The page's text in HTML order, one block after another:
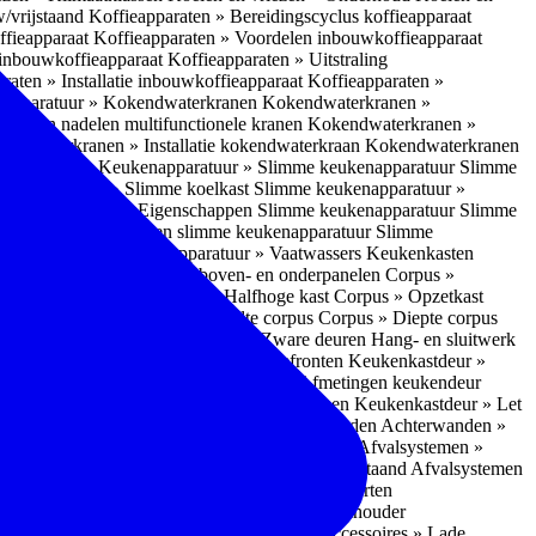
vrijstaand Koffieapparaten » Bereidingscyclus koffieapparaat
Koffieapparaten » Voordelen inbouwkoffieapparaat
Koffieapparaten » Uitstraling
» Installatie inbouwkoffieapparaat Koffieapparaten »
» Kokendwaterkranen Kokendwaterkranen »
en nadelen multifunctionele kranen Kokendwaterkranen »
» Installatie kokendwaterkraan Kokendwaterkranen
» OvensKeukenapparatuur » Slimme keukenapparatuur Slimme
» Slimme koelkast Slimme keukenapparatuur »
» Eigenschappen Slimme keukenapparatuur Slimme
» Nadelen slimme keukenapparatuur Slimme
Keukenapparatuur » Vaatwassers Keukenkasten
Corpus » Buitenkant zij-, boven- en onderpanelen Corpus »
Corpus » Halfhoge kast Corpus » Opzetkast
Corpus » Breedte corpus Corpus » Diepte corpus
Hang- en sluitwerk » Zware deuren Hang- en sluitwerk
» Soorten deur- en ladefronten Keukenkastdeur »
Keukenkastdeur » Afmetingen keukendeur
Keukenkastdeur » Deurgrepen Keukenkastdeur » Let
Achterwanden » Nadelen achterwanden Achterwanden »
Afvalsystemen »
Afvalsystemen » Vrijstaand Afvalsystemen
Inbouwaccessoires » Soorten
Inbouwaccessoires » Handdoekhouder